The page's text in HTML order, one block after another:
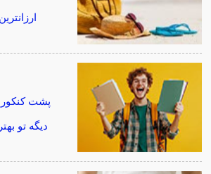
پشت
دیگه تو